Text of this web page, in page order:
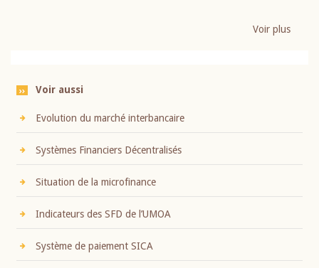
Voir plus
Voir aussi
Evolution du marché interbancaire
Systèmes Financiers Décentralisés
Situation de la microfinance
Indicateurs des SFD de l’UMOA
Système de paiement SICA